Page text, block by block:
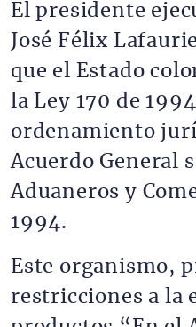
El presidente
José Félix
que el Estado
la Ley 170 de
ordenamiento
Acuerdo General
Aduaneros y
1994.
Este organismo,
restricciones a la